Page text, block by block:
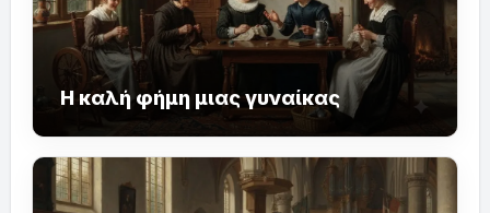
Η καλή φήμη μιας γυναίκας